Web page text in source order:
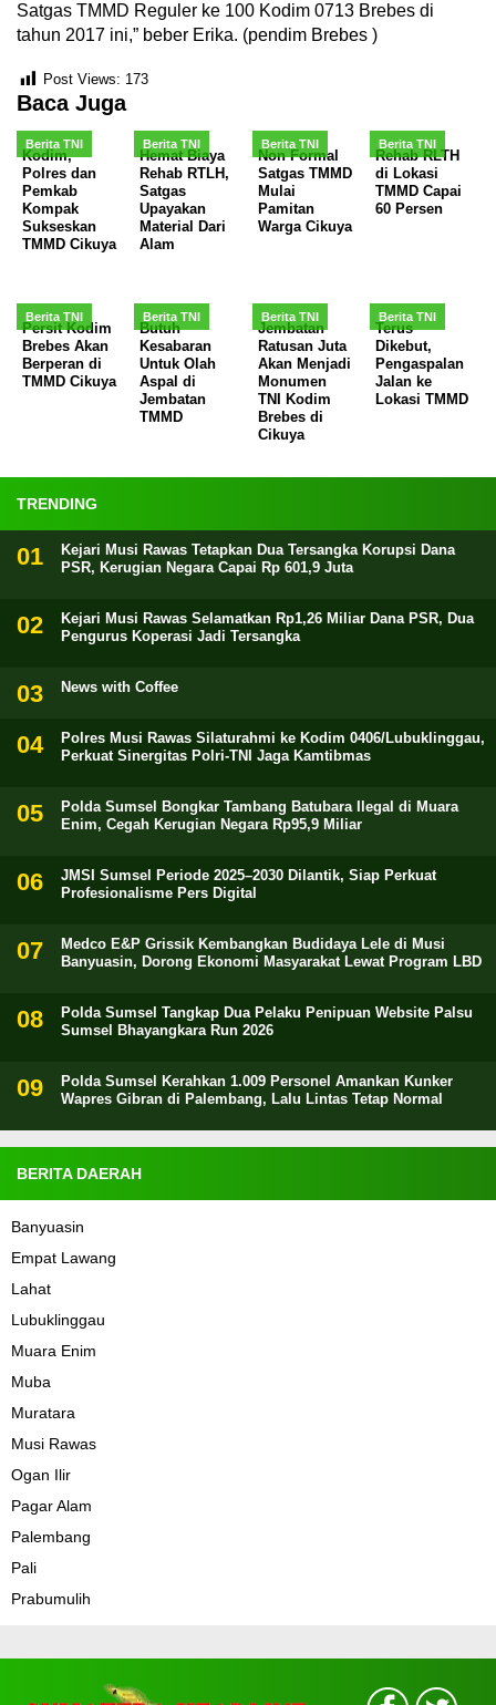
Satgas TMMD Reguler ke 100 Kodim 0713 Brebes di
tahun 2017 ini,” beber Erika. (pendim Brebes )
Post Views: 173
Baca Juga
Berita TNI
Kodim,
Polres dan
Pemkab
Kompak
Sukseskan
TMMD Cikuya
Berita TNI
Hemat Biaya
Rehab RTLH,
Satgas
Upayakan
Material Dari
Alam
Berita TNI
Non Formal
Satgas TMMD
Mulai
Pamitan
Warga Cikuya
Berita TNI
Rehab RLTH
di Lokasi
TMMD Capai
60 Persen
Berita TNI
Persit Kodim
Brebes Akan
Berperan di
TMMD Cikuya
Berita TNI
Butuh
Kesabaran
Untuk Olah
Aspal di
Jembatan
TMMD
Berita TNI
Jembatan
Ratusan Juta
Akan Menjadi
Monumen
TNI Kodim
Brebes di
Cikuya
Berita TNI
Terus
Dikebut,
Pengaspalan
Jalan ke
Lokasi TMMD
TRENDING
Kejari Musi Rawas Tetapkan Dua Tersangka Korupsi Dana
PSR, Kerugian Negara Capai Rp 601,9 Juta
Kejari Musi Rawas Selamatkan Rp1,26 Miliar Dana PSR, Dua
Pengurus Koperasi Jadi Tersangka
News with Coffee
Polres Musi Rawas Silaturahmi ke Kodim 0406/Lubuklinggau,
Perkuat Sinergitas Polri-TNI Jaga Kamtibmas
Polda Sumsel Bongkar Tambang Batubara Ilegal di Muara
Enim, Cegah Kerugian Negara Rp95,9 Miliar
JMSI Sumsel Periode 2025–2030 Dilantik, Siap Perkuat
Profesionalisme Pers Digital
Medco E&P Grissik Kembangkan Budidaya Lele di Musi
Banyuasin, Dorong Ekonomi Masyarakat Lewat Program LBD
Polda Sumsel Tangkap Dua Pelaku Penipuan Website Palsu
Sumsel Bhayangkara Run 2026
Polda Sumsel Kerahkan 1.009 Personel Amankan Kunker
Wapres Gibran di Palembang, Lalu Lintas Tetap Normal
BERITA DAERAH
Banyuasin
Empat Lawang
Lahat
Lubuklinggau
Muara Enim
Muba
Muratara
Musi Rawas
Ogan Ilir
Pagar Alam
Palembang
Pali
Prabumulih